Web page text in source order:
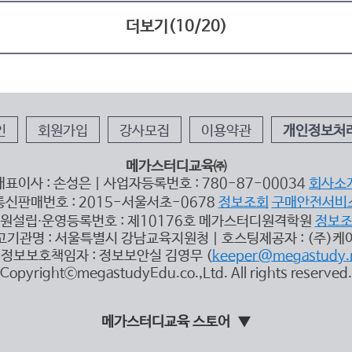
더보기(10/20)
회원가입 강사모집 이용약관 개인정보처
메가스터디교육㈜
표이사 : 손성은 | 사업자등록번호 : 780-87-00034 회사소
신판매번호 : 2015-서울서초-0678 정보조회 구매안전서비
설립∙운영등록번호 : 제10176호 메가스터디원격학원 정보
기관명 : 서울특별시 강남교육지원청 | 호스팅제공자 : (주)케
보보호책임자 : 정보보안실 김영무 (
CopyrightⓒmegastudyEdu.co.,Ltd. All rights reserved.
메가스터디교육 스토어